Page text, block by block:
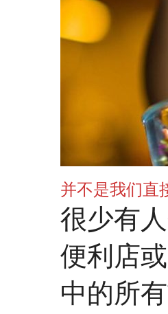
并不是我们直
很少有
便利店
中的所